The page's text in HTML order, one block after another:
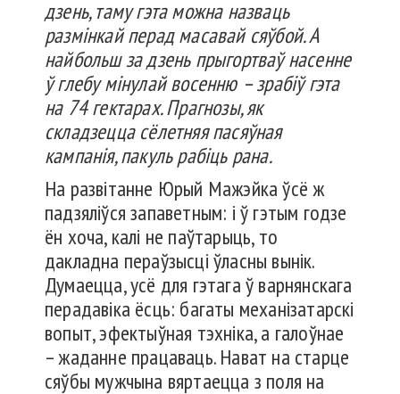
дзень, таму гэта можна назваць
размінкай перад масавай сяўбой. А
найбольш за дзень прыгортваў насенне
ў глебу мінулай восенню – зрабіў гэта
на 74 гектарах. Прагнозы, як
складзецца сёлетняя пасяўная
кампанія, пакуль рабіць рана.
На развітанне Юрый Мажэйка ўсё ж
падзяліўся запаветным: і ў гэтым годзе
ён хоча, калі не паўтарыць, то
дакладна пераўзысці ўласны вынік.
Думаецца, усё для гэтага ў варнянскага
перадавіка ёсць: багаты механізатарскі
вопыт, эфектыўная тэхніка, а галоўнае
– жаданне працаваць. Нават на старце
сяўбы мужчына вяртаецца з поля на